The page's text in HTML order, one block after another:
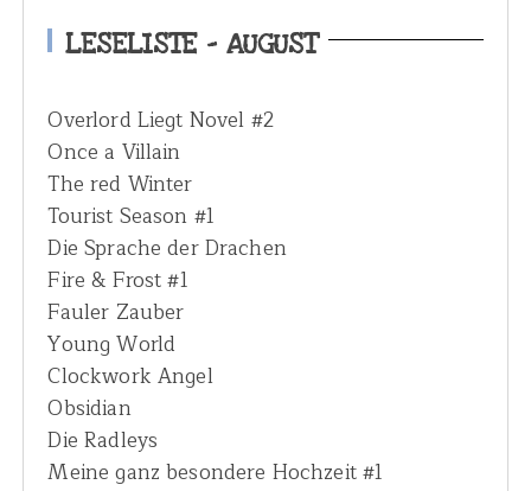
h
f
r
:
LESELISTE – AUGUST
Overlord Liegt Novel #2
Once a Villain
The red Winter
Tourist Season #1
Die Sprache der Drachen
Fire & Frost #1
Fauler Zauber
Young World
Clockwork Angel
Obsidian
Die Radleys
Meine ganz besondere Hochzeit #1